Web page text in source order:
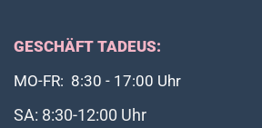
GESCHÄFT TADEUS:
MO-FR: 8:30 - 17:00 Uhr
SA: 8:30-12:00 Uhr